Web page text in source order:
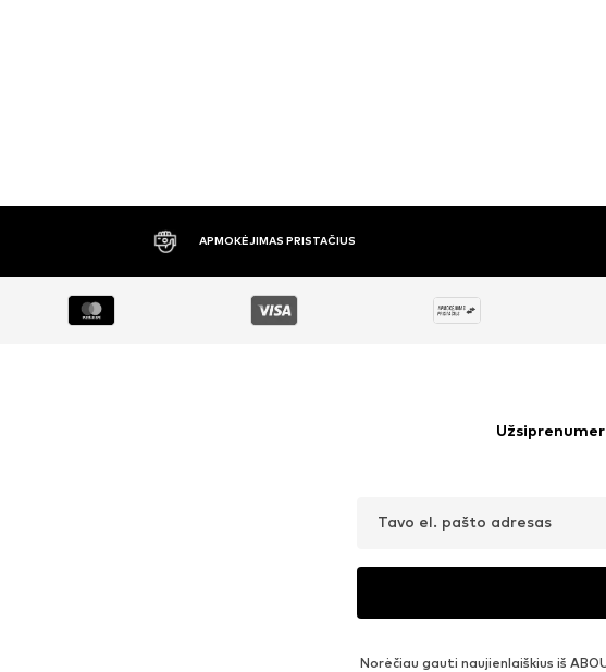
APMOKĖJIMAS PRISTAČIUS
Tavo el. pašto adresas
Norėčiau gauti naujienlaiškius iš